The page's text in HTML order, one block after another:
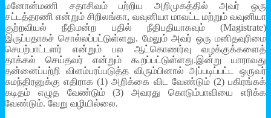
மனோன்மணி சதாசிவம் பற்றிய அறிமுகத்தில் அவர் ஒரு
சட்டத்தரணி என்றும் சிறிலங்கா, வவுனியா மாவட்ட மற்றும் வவுனியா
குற்றவியல் நீதிமன்ற பதில் நீதிபதியாகவும் (Magistrate)
இருப்பதாகச் சொல்லப்பட்டுள்ளது. மேலும் அவர் ஒரு மனிதவுரிமை
செயற்பாட்டளர் என்றும் பல ஆட்கொணர்வு வழக்குக்களைத்
தாக்கல் செய்தவர் என்றும் கூறப்பட்டுள்ளது.இன்று யாராவது
தன்னைப்பற்றி விளம்பரப்படுத்த விரும்பினால் அப்படிப்பட்ட ஒருவர்
சுமந்திரனுக்கு எதிராக (1) அறிக்கை விட வேண்டும் (2) பகிரங்கக்
கடிதம் எழுத வேண்டும் (3) அவரது கொடும்பாவியை எரிக்க
வேண்டும். வேறு வழியில்லை.